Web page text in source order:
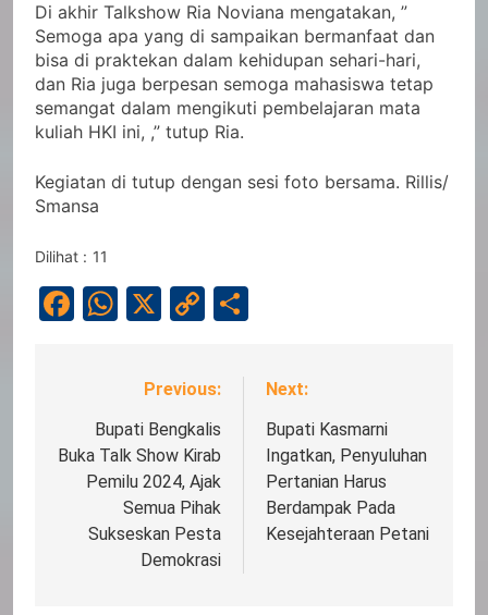
Di akhir Talkshow Ria Noviana mengatakan, ”
Semoga apa yang di sampaikan bermanfaat dan
bisa di praktekan dalam kehidupan sehari-hari,
dan Ria juga berpesan semoga mahasiswa tetap
semangat dalam mengikuti pembelajaran mata
kuliah HKI ini, ,” tutup Ria.
Kegiatan di tutup dengan sesi foto bersama. Rillis/
Smansa
Dilihat : 11
Facebook
WhatsApp
X
Copy
Navigasi
pos
Previous:
Bupati Bengkalis
Buka Talk Show Kirab
Pemilu 2024, Ajak
Semua Pihak
Sukseskan Pesta
Demokrasi
Next:
Bupati Kasmarni
Ingatkan, Penyuluhan
Pertanian Harus
Berdampak Pada
Kesejahteraan Petani